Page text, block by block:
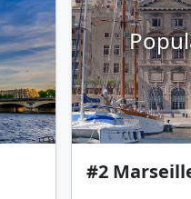
#2